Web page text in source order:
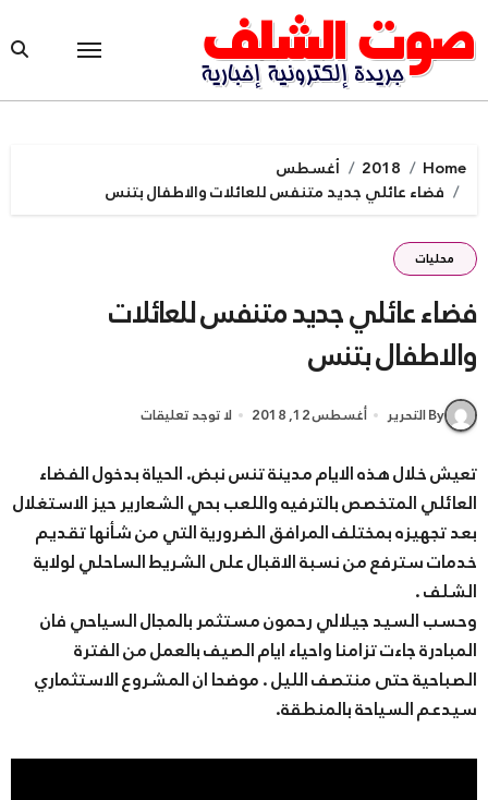
to
content
Home
2018
أغسطس
فضاء عائلي جديد متنفس للعائلات والاطفال بتنس
محليات
فضاء عائلي جديد متنفس للعائلات
والاطفال بتنس
By التحرير أغسطس 12, 2018 لا توجد تعليقات
تعيش خلال هذه الايام مدينة تنس نبض. الحياة بدخول الفضاء
العائلي المتخصص بالترفيه واللعب بحي الشعارير حيز الاستغلال
بعد تجهيزه بمختلف المرافق الضرورية التي من شأنها تقديم
خدمات سترفع من نسبة الاقبال على الشريط الساحلي لولاية
الشلف .
وحسب السيد جيلالي رحمون مستثمر بالمجال السياحي فان
المبادرة جاءت تزامنا واحياء ايام الصيف بالعمل من الفترة
الصباحية حتى منتصف الليل . موضحا ان المشروع الاستثماري
سيدعم السياحة بالمنطقة.